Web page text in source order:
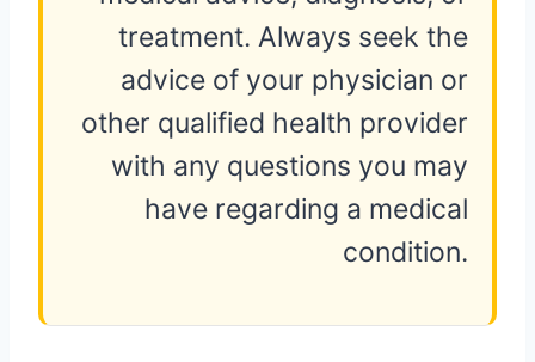
treatment. Always seek the
advice of your physician or
other qualified health provider
with any questions you may
have regarding a medical
condition.